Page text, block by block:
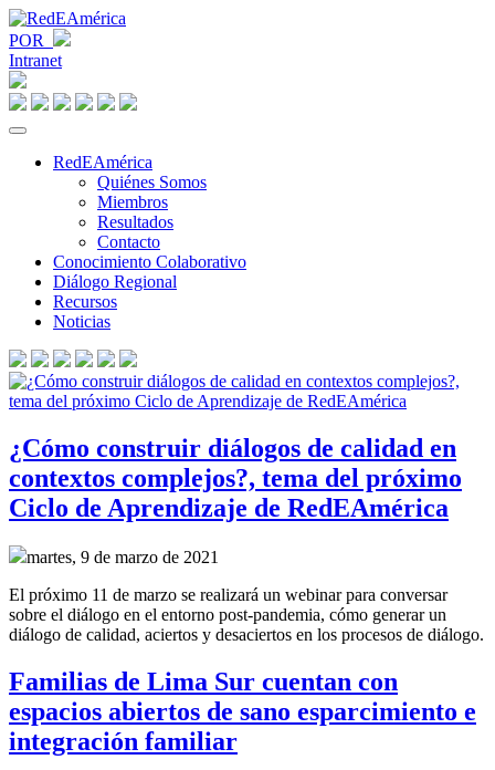
POR
Intranet
RedEAmérica
Quiénes Somos
Miembros
Resultados
Contacto
Conocimiento Colaborativo
Diálogo Regional
Recursos
Noticias
¿Cómo construir diálogos de calidad en
contextos complejos?, tema del próximo
Ciclo de Aprendizaje de RedEAmérica
martes, 9 de marzo de 2021
El próximo 11 de marzo se realizará un webinar para conversar
sobre el diálogo en el entorno post-pandemia, cómo generar un
diálogo de calidad, aciertos y desaciertos en los procesos de diálogo.
Familias de Lima Sur cuentan con
espacios abiertos de sano esparcimiento e
integración familiar